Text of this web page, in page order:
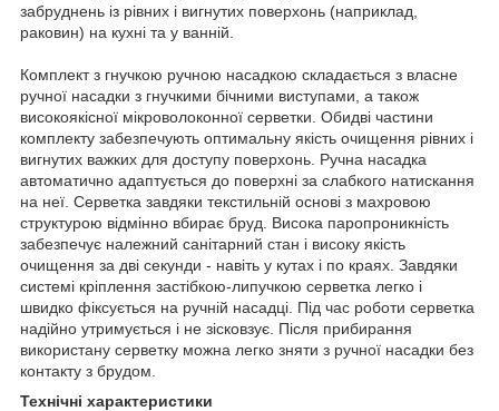
забруднень із рівних і вигнутих поверхонь (наприклад,
раковин) на кухні та у ванній.
Комплект з гнучкою ручною насадкою складається з власне
ручної насадки з гнучкими бічними виступами, а також
високоякісної мікроволоконної серветки. Обидві частини
комплекту забезпечують оптимальну якість очищення рівних і
вигнутих важких для доступу поверхонь. Ручна насадка
автоматично адаптується до поверхні за слабкого натискання
на неї. Серветка завдяки текстильній основі з махровою
структурою відмінно вбирає бруд. Висока паропроникність
забезпечує належний санітарний стан і високу якість
очищення за дві секунди - навіть у кутах і по краях. Завдяки
системі кріплення застібкою-липучкою серветка легко і
швидко фіксується на ручній насадці. Під час роботи серветка
надійно утримується і не зісковзує. Після прибирання
використану серветку можна легко зняти з ручної насадки без
контакту з брудом.
Технічні характеристики